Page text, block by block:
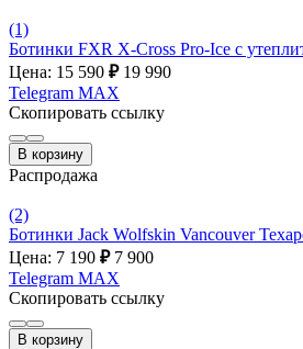
(1)
Ботинки FXR X-Cross Pro-Ice с
Цена: 15 590 ₽ 19 990
Telegram MAX
Скопировать ссылку
В корзину
Распродажа
(2)
Ботинки Jack Wolfskin Vancouver
Цена: 7 190 ₽ 7 900
Telegram MAX
Скопировать ссылку
В корзину